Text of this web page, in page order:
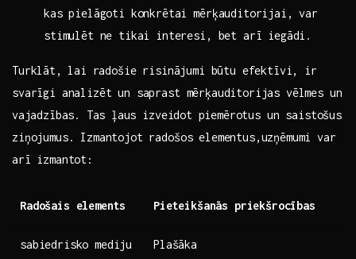
kas pielāgoti konkrētai ‍mērķauditorijai, var⁣
stimulēt ​ne tikai‍ interesi, ‍bet arī iegādi.
Turklāt, ⁣lai⁤ radošie risinājumi būtu‌ efektīvi, ir
svarīgi analizēt un saprast​ mērķauditorijas vēlmes un
⁤vajadzības.⁢ Tas⁤ ļaus izveidot⁤ piemērotus un saistošus
ziņojumus. Izmantojot radošos elementus,uzņēmumi var‌
arī izmantot:
Radošais elements Pieteikšanās priekšrocības
sabiedrisko mediju
Plašāka